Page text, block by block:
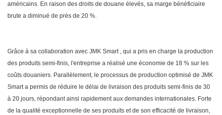
américains. En raison des droits de douane élevés, sa marge bénéficiaire
brute a diminué de près de 20 %.
Grâce à sa collaboration avec JMK Smart , qui a pris en charge la production
des produits semi-finis, l'entreprise a réalisé une économie de 18 % sur les
coûts douaniers. Parallèlement, le processus de production optimisé de JMK
Smarta permis de réduire le délai de livraison des produits semi-finis de 30
à 20 jours, répondant ainsi rapidement aux demandes internationales. Forte
de la qualité exceptionnelle de ses produits et de son efficacité de livraison,